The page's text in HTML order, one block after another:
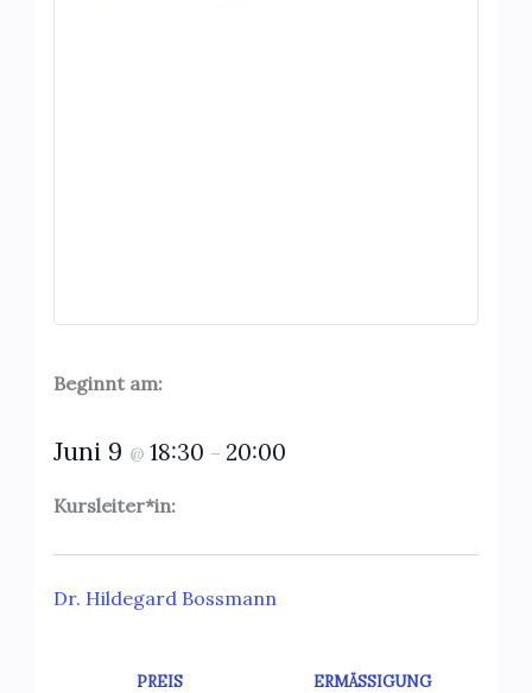
Beginnt am:
Juni 9 @ 18:30 – 20:00
Kursleiter*in:
Dr. Hildegard Bossmann
PREIS
ERMÄSSIGUNG